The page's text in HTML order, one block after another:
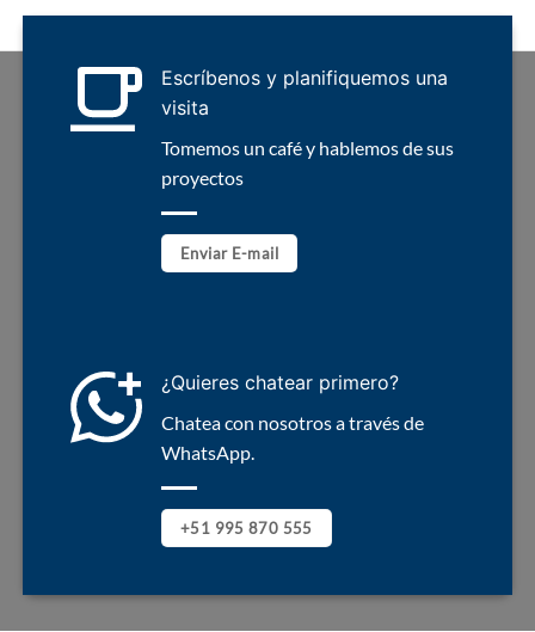
Escríbenos y planifiquemos una
visita
Tomemos un café y hablemos de sus
proyectos
Enviar E-mail
¿Quieres chatear primero?
Chatea con nosotros a través de
WhatsApp.
+51 995 870 555